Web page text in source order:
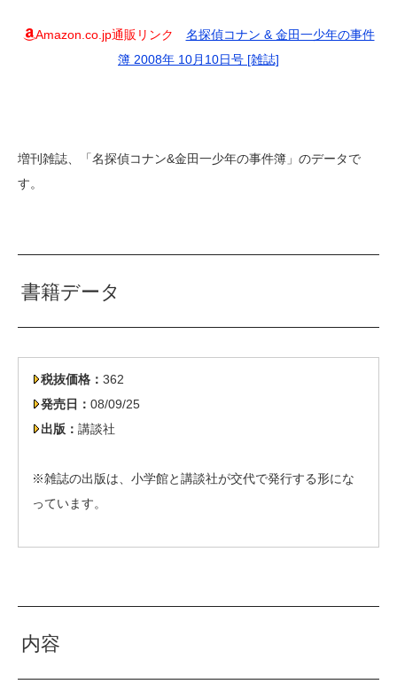
Amazon.co.jp通販リンク
名探偵コナン & 金田一少年の事件
簿 2008年 10月10日号 [雑誌]
増刊雑誌、「名探偵コナン&金田一少年の事件簿」のデータで
す。
書籍データ
税抜価格： 362
発売日： 08/09/25
出版： 講談社
※雑誌の出版は、小学館と講談社が交代で発行する形にな
っています。
内容